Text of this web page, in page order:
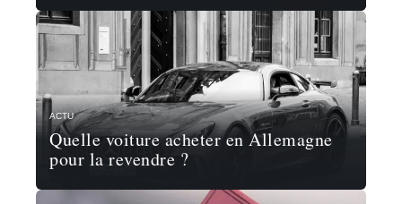
ACTU
Quelle voiture acheter en Allemagne
pour la revendre ?